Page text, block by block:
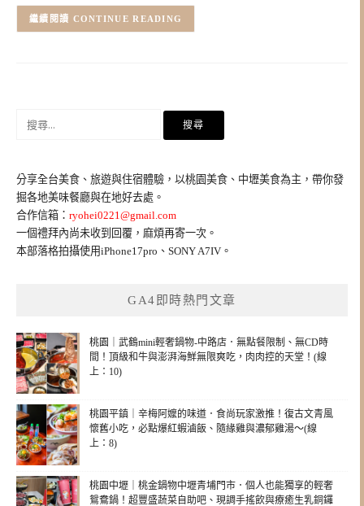
CONTINUE READING
鍵
字:
分享全台美食、旅遊與住宿體驗，以桃園美食、中壢美食為主，帶你發
掘各地美味餐廳與在地好去處。
合作信箱： ryohei0221@gmail.com
一個禮拜內尚未收到回覆，麻煩再寄一次。
本部落格拍攝使用iPhone17pro、SONY A7IV。
GA4即時熱門文章
桃園｜武鶴mini輕奢鍋物-中路店．無點餐限制、無CD時
間！頂級和牛與澎湃海鮮無限爽吃，肉肉控的天堂！(線
上：10)
桃園平鎮｜辛梅阿嬤的味道．食尚玩家激推！復古文青風
懷舊小吃，必點爆紅蝦滷飯、隨緣雞與濃郁雞湯～(線
上：8)
桃園中壢｜桃金鍋物中壢青埔門市．個人也能獨享的輕奢
鴛鴦鍋！超豐盛蔬菜自助吧、現調手搖飲與療癒生乳銅鑼